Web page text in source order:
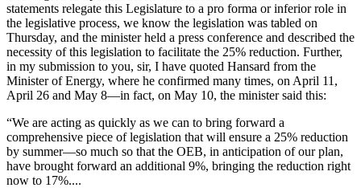
statements relegate this Legislature to a pro forma or inferior role in
the legislative process, we know the legislation was tabled on
Thursday, and the minister held a press conference and described the
necessity of this legislation to facilitate the 25% reduction. Further,
in my submission to you, sir, I have quoted Hansard from the
Minister of Energy, where he confirmed many times, on April 11,
April 26 and May 8—in fact, on May 10, the minister said this:
“We are acting as quickly as we can to bring forward a
comprehensive piece of legislation that will ensure a 25% reduction
by summer—so much so that the OEB, in anticipation of our plan,
have brought forward an additional 9%, bringing the reduction right
now to 17%....